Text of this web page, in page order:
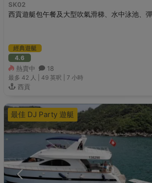
SK02
西貢遊艇包午餐及大型吹氣滑梯、水中泳池、
經典遊艇
4.6
熱賣中 18
最多 42 人 | 49 英呎 7 小時
西貢
最佳 DJ Party 遊艇